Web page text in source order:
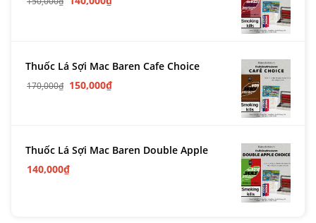
Thuốc Lá Sợi Mac Baren Cafe Choice
170,000₫ 150,000₫
Thuốc Lá Sợi Mac Baren Double Apple
140,000₫